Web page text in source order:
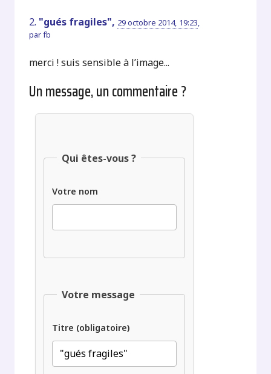
2. "gués fragiles", 29 octobre 2014, 19:23,
parfb
merci ! suis sensible à l’image...
Un message, un commentaire ?
Qui êtes-vous ?
Votre nom
Votre message
Titre (obligatoire)